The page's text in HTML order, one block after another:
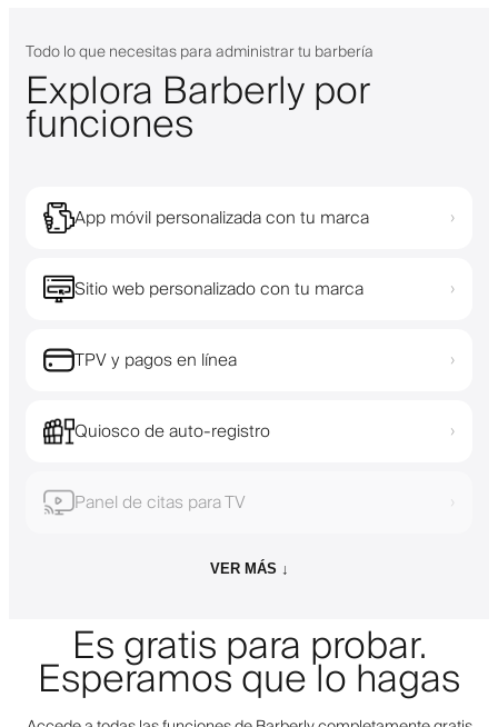
Todo lo que necesitas para administrar tu barbería
Explora Barberly por
funciones
App móvil personalizada con tu marca ›
Sitio web personalizado con tu marca ›
TPV y pagos en línea ›
Quiosco de auto-registro ›
Panel de citas para TV ›
VER MÁS ↓
Es gratis para probar.
Esperamos que lo hagas